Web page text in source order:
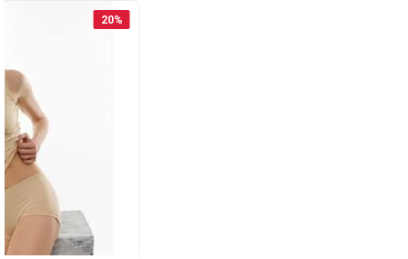
20%